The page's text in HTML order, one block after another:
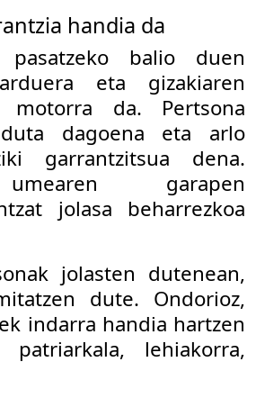
handia da
pasatzeko balio duen
eta gizakiaren
motorra da. Pertsona
dagoena eta arlo
garrantzitsua dena.
garapen
jolasa beharrezkoa
jolasten dutenean,
dute. Ondorioz,
indarra handia hartzen
lehiakorra,